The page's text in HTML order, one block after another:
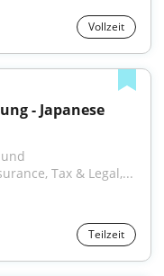
Vollzeit
- Japanese
Tax & Legal,...
Teilzeit